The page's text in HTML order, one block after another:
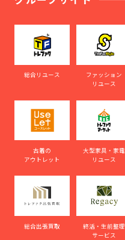
総合リユース
ファッション
リユース
古着の
アウトレット
大型家具・家電
リユース
総合出張買取
終活・生前整理
サービス